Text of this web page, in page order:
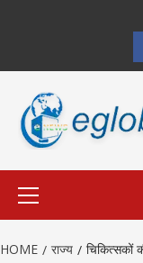
HOME राज्य चिकित्सकों